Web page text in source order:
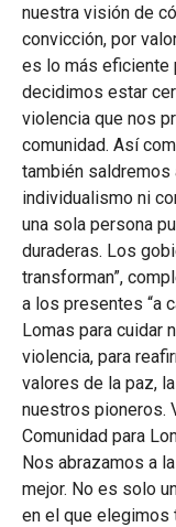
nuestra visión de
convicción, por
es lo más eficiente
decidimos estar
violencia que nos
comunidad. Así
también saldremos
individualismo ni
una sola persona
duraderas. Los
transforman”,
a los presentes “a
Lomas para cuidar
violencia, para
valores de la paz,
nuestros pioneros.
Comunidad para
Nos abrazamos a
mejor. No es solo
en el que elegimos